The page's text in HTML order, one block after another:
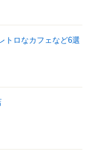
トロなカフェなど6選